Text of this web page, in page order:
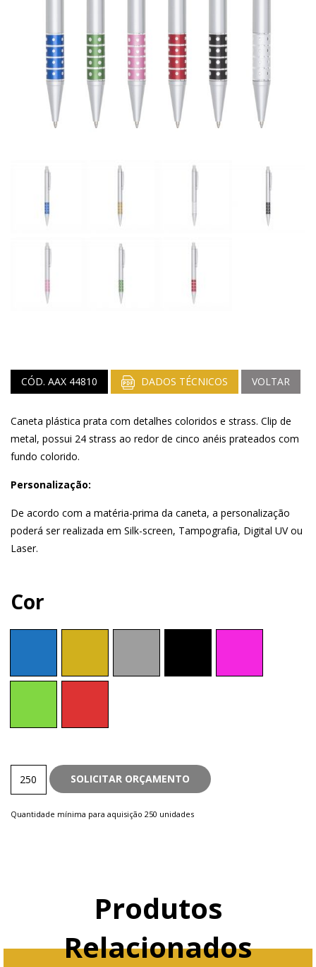
CÓD. AAX 44810 DADOS TÉCNICOS VOLTAR
Caneta plástica prata com detalhes coloridos e strass. Clip de
metal, possui 24 strass ao redor de cinco anéis prateados com
fundo colorido.
Personalização:
De acordo com a matéria-prima da caneta, a personalização
poderá ser realizada em Silk-screen, Tampografia, Digital UV ou
Laser.
Cor
quantity
SOLICITAR ORÇAMENTO
Quantidade mínima para aquisição 250 unidades
Produtos
Relacionados